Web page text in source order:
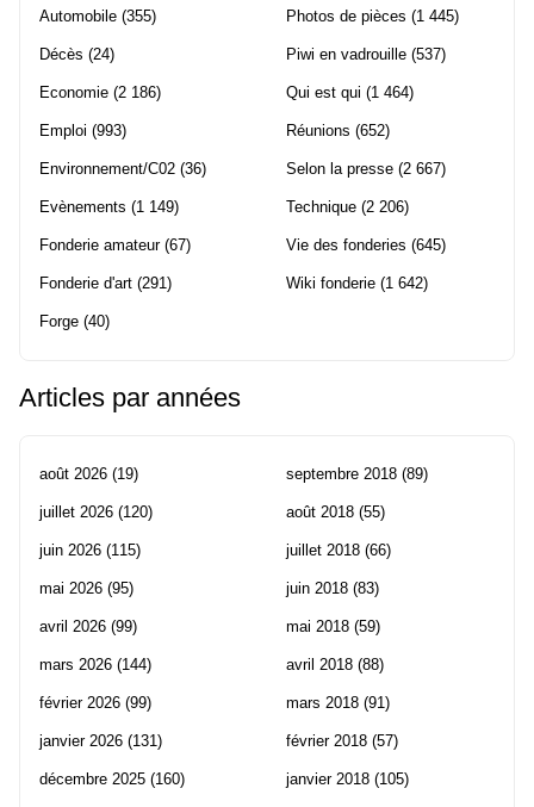
Automobile (355)
Décès (24)
Economie (2 186)
Emploi (993)
Environnement/C02 (36)
Evènements (1 149)
Fonderie amateur(67)
Fonderie d'art (291)
Forge (40)
Photos de pièces (1 445)
Piwi en vadrouille (537)
Qui est qui (1 464)
Réunions (652)
Selon la presse (2 667)
Technique (2 206)
Vie des fonderies (645)
Wiki fonderie (1 642)
Articles par années
août 2026 (19)
juillet 2026 (120)
juin 2026 (115)
mai 2026 (95)
avril 2026 (99)
mars 2026 (144)
février 2026 (99)
janvier 2026 (131)
décembre 2025 (160)
septembre 2018 (89)
août 2018 (55)
juillet 2018 (66)
juin 2018 (83)
mai 2018 (59)
avril 2018 (88)
mars 2018 (91)
février 2018 (57)
janvier 2018 (105)